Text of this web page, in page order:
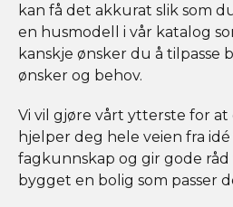
kan få det akkurat slik som
en husmodell i vår katalog
kanskje ønsker du å tilpasse
ønsker og behov.
Vi vil gjøre vårt ytterste for at
hjelper deg hele veien fra
fagkunnskap og gir gode råd
bygget en bolig som passer